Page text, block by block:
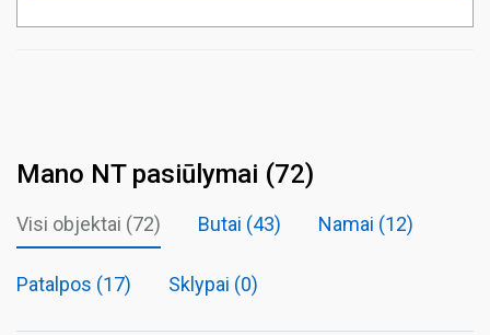
Mano NT pasiūlymai (72)
Visi objektai (72) Butai (43) Namai (12)
Patalpos (17) Sklypai (0)